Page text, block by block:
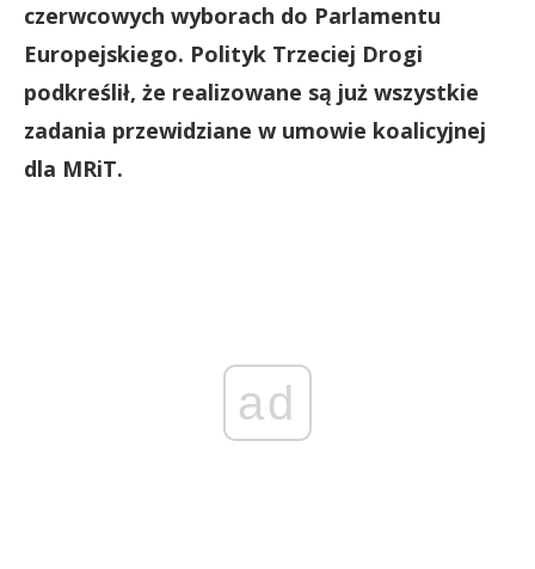
czerwcowych wyborach do Parlamentu
Europejskiego. Polityk Trzeciej Drogi
podkreślił, że realizowane są już wszystkie
zadania przewidziane w umowie koalicyjnej
dla MRiT.
ad